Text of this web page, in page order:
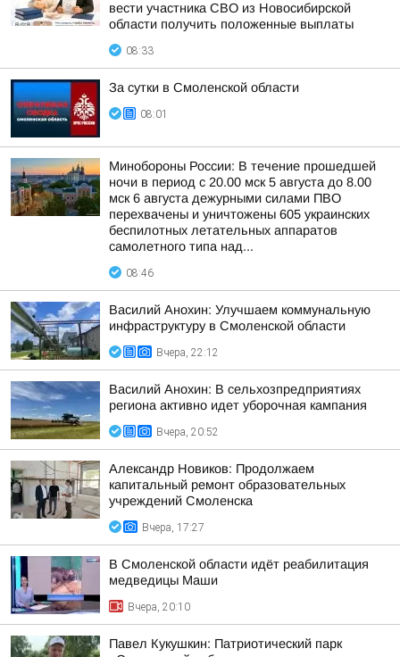
вести участника СВО из Новосибирской
области получить положенные выплаты
08:33
За сутки в Смоленской области
08:01
Минобороны России: В течение прошедшей
ночи в период с 20.00 мск 5 августа до 8.00
мск 6 августа дежурными силами ПВО
перехвачены и уничтожены 605 украинских
беспилотных летательных аппаратов
самолетного типа над...
08:46
Василий Анохин: Улучшаем коммунальную
инфраструктуру в Смоленской области
Вчера, 22:12
Василий Анохин: В сельхозпредприятиях
региона активно идет уборочная кампания
Вчера, 20:52
Александр Новиков: Продолжаем
капитальный ремонт образовательных
учреждений Смоленска
Вчера, 17:27
В Смоленской области идёт реабилитация
медведицы Маши
Вчера, 20:10
Павел Кукушкин: Патриотический парк